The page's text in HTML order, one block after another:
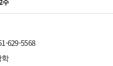
629-5568